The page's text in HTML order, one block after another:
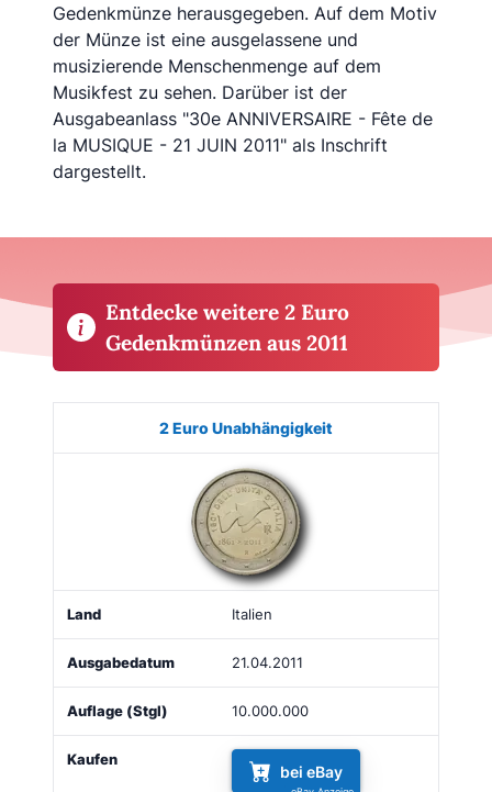
Gedenkmünze herausgegeben. Auf dem Motiv
der Münze ist eine ausgelassene und
musizierende Menschenmenge auf dem
Musikfest zu sehen. Darüber ist der
Ausgabeanlass "30e ANNIVERSAIRE - Fête de
la MUSIQUE - 21 JUIN 2011" als Inschrift
dargestellt.
Entdecke weitere 2 Euro
Gedenkmünzen aus 2011
Bild Land Ausgabe
2 Euro Unabhängigkeit
Italien
21.04.2011
10.000.000
bei eBay